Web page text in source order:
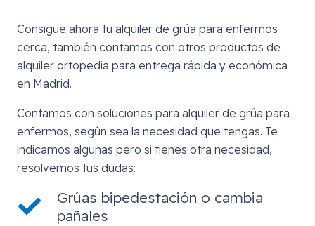
Consigue ahora tu alquiler de grúa para enfermos
cerca, también contamos con otros productos de
alquiler ortopedia para entrega rápida y económica
en Madrid.
Contamos con soluciones para alquiler de grúa para
enfermos, según sea la necesidad que tengas. Te
indicamos algunas pero si tienes otra necesidad,
resolvemos tus dudas:
Grúas bipedestación o cambia
pañales